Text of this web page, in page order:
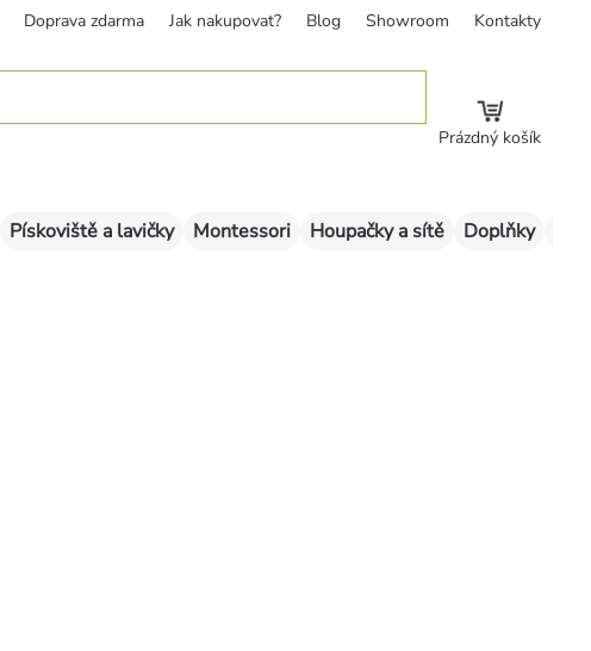
Doprava zdarma Jak nakupovat? Blog Showroom Kontakty
Prázdný košík
Pískoviště a lavičky Montessori Houpačky a sítě Doplňky